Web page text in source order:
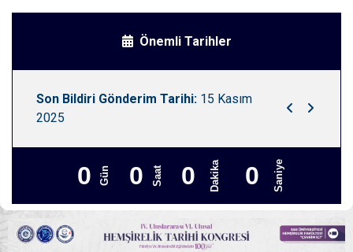
Önemli Tarihler
Son Bildiri Gönderim Tarihi: 15 Kasım
2025